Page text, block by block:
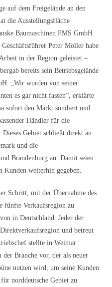
auf dem Freigelände an den
die Ausstellungsfläche
Baumaschinen PMS GmbH
Geschäftsführer Peter Möller habe
in der Region geleistet –
bereits sein Betriebsgelände
„Wir wurden von seiner
es gar nicht fassen”, erklärte
sofort den Markt sondiert und
Händler für die
Gebiet schließt direkt an
und die
Brandenburg an. Damit seien
weiterhin gegeben.
Schritt, mit der Übernahme des
fünfte Verkaufsregion zu
in Deutschland. Jeder der
und betreut
stellte in Weimar
Branche vor, der als neuer
nutzen wird, um seine Kunden
norddeutsche Gebiet zu